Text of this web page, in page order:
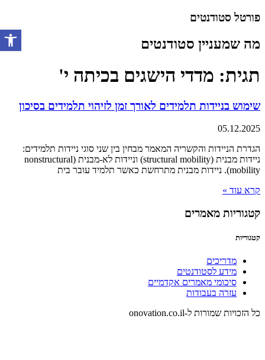
דלג
פורטל סטודנטים
מה שמעניין סטודנטים
תגית: מדדי הישגים בכיתה י'
שימוש בניידות תלמידים לאורך זמן לזיהוי תלמידים בסיכון
05.12.2025
הגדרת הניידות והקשריה המאמר מבחין בין שני סוגי ניידות תלמידים:
ניידות מבנית (structural mobility) וניידות לא-מבנית (nonstructural
mobility). ניידות מבנית מתרחשת כאשר תלמיד עובר בית
קרא עוד »
קטגוריות מאמרים
קטגוריות
מדריכים
מידע לסטודנטים
סיכומי מאמרים אקדמיים
עזרה בעבודות
כל הזכויות שמורות ל-onovation.co.il
פתח